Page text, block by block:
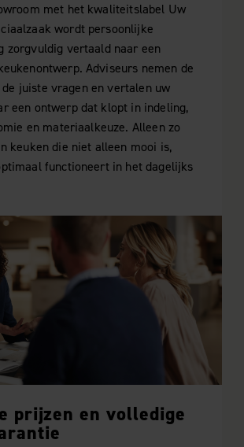
met het kwaliteitslabel Uw
wordt persoonlijke
zorgvuldig vertaald naar een
Adviseurs nemen de
juiste vragen en vertalen uw
een ontwerp dat klopt in indeling,
en materiaalkeuze. Alleen zo
keuken die niet alleen mooi is,
functioneert in het dagelijks
prijzen en volledige